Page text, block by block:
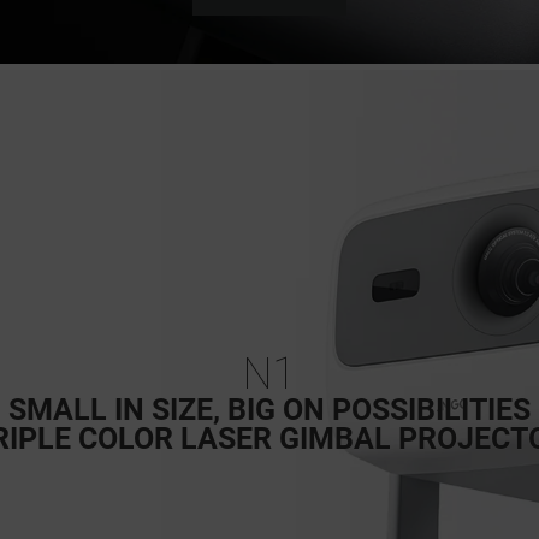
N1
SMALL IN SIZE, BIG ON POSSIBILITIES
COLOR LASER GIMBAL